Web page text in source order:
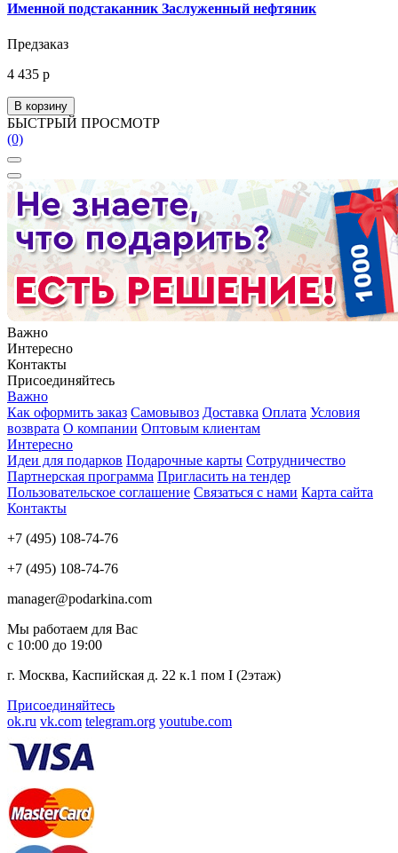
Именной подстаканник Заслуженный нефтяник
Предзаказ
4 435 р
В корзину
БЫСТРЫЙ ПРОСМОТР
(0)
Важно
Интересно
Контакты
Присоединяйтесь
Важно
Как оформить заказ Самовывоз Доставка Оплата Условия
возврата О компании Оптовым клиентам
Интересно
Идеи для подарков Подарочные карты Сотрудничество
Партнерская программа Пригласить на тендер
Пользовательское соглашение Связаться с нами Карта сайта
Контакты
+7 (495) 108-74-76
+7 (495) 108-74-76
manager@podarkina.com
Мы работаем для Вас
с 10:00 до 19:00
г. Москва, Каспийская д. 22 к.1 пом I (2этаж)
Присоединяйтесь
ok.ru vk.com telegram.org youtube.com